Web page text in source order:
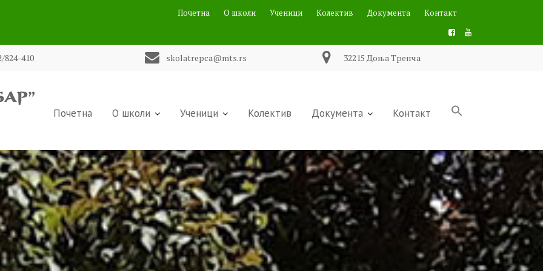
Почетна О школи Ученици Колектив Документа Контакт
824-410 skolatrepca@mts.rs 32215 Доња Трепча
Почетна О школи Ученици Колектив Документа Контакт